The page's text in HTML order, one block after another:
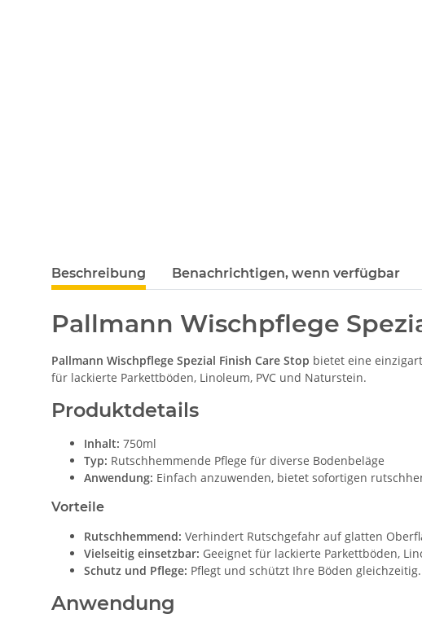
weitere Registerkarten anzeigen
Beschreibung Benachrichtigen, wenn verfügbar
Pallmann Wischpflege
Pallmann Wischpflege Spezial Finish Care Stop bietet eine
für lackierte Parkettböden, Linoleum, PVC und Naturstein.
Produktdetails
Inhalt: 750ml
Typ: Rutschhemmende Pflege für diverse Bodenbeläge
Anwendung: Einfach anzuwenden, bietet sofortigen
Vorteile
Rutschhemmend: Verhindert Rutschgefahr auf glatten
Vielseitig einsetzbar: Geeignet für lackierte Parkettböden,
Schutz und Pflege: Pflegt und schützt Ihre Böden gleichzeitig.
Anwendung